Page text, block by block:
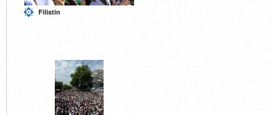
Filistin